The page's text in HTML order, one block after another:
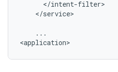
</service>
...